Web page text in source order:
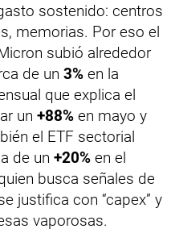
sostenido: centros
memorias. Por eso el
subió alrededor
de un 3% en la
que explica el
un +88% en mayo y
el ETF sectorial
de un +20% en el
busca señales de
justifica con “capex” y
vaporosas.